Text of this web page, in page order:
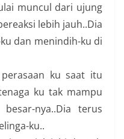
muncul dari ujung
lebih jauh..Dia
dan menindih-ku di
ku saat itu
ku tak mampu
nya..Dia terus
ku..